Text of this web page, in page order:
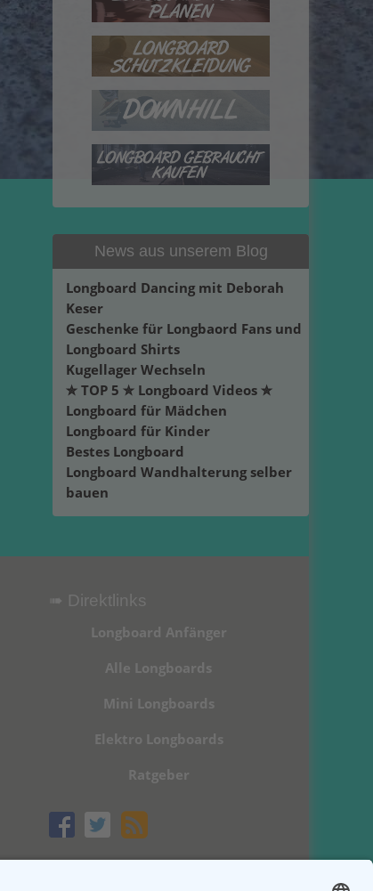
News aus unserem Blog
Longboard Dancing mit Deborah
Keser
Geschenke für Longbaord Fans und
Longboard Shirts
Kugellager Wechseln
✮ TOP 5 ✮ Longboard Videos ✮
Longboard für Mädchen
Longboard für Kinder
Bestes Longboard
Longboard Wandhalterung selber
bauen
➠ Direktlinks
Longboard Anfänger
Alle Longboards
Mini Longboards
Elektro Longboards
Ratgeber